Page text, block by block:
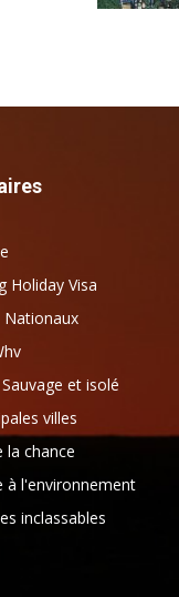
Holiday Visa
Nationaux
et isolé
villes
la chance
à l'environnement
inclassables